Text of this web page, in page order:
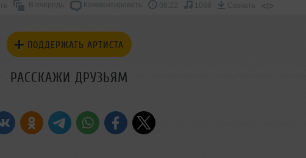
В очередь Комментировать 06:22 Скачать </>
ПОДДЕРЖАТЬ АРТИСТА
РАССКАЖИ ДРУЗЬЯМ